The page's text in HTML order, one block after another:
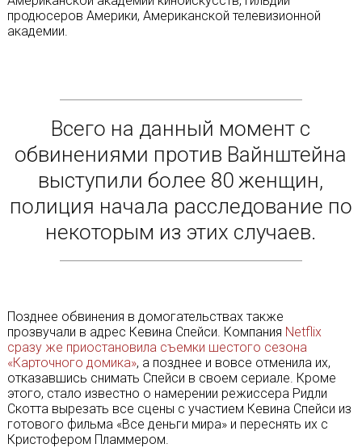
продюсеров Америки, Американской телевизионной
академии.
Всего на данный момент с
обвинениями против Вайнштейна
выступили более 80 женщин,
полиция начала расследование по
некоторым из этих случаев.
Позднее обвинения в домогательствах также
прозвучали в адрес Кевина Спейси. Компания Netflix
сразу же приостановила съемки шестого сезона
«Карточного домика», а позднее и вовсе отменила их,
отказавшись снимать Спейси в своем сериале. Кроме
этого, стало известно о намерении режиссера Ридли
Скотта вырезать все сцены с участием Кевина Спейси из
готового фильма «Все деньги мира» и переснять их с
Кристофером Пламмером.